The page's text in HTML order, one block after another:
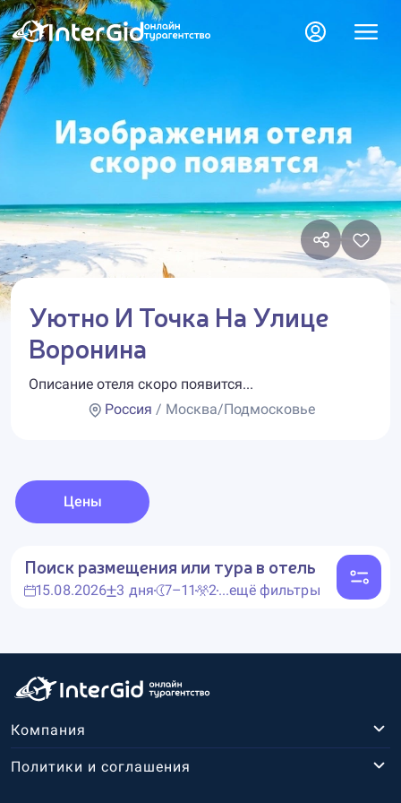
Уютно И Точка На Улице
Воронина
Описание отеля скоро появится...
Россия / Москва/Подмосковье
Цены
Поиск размещения или тура в отель
15.08.2026 3 дня 7–11 2...ещё фильтры
Компания
Политики и соглашения